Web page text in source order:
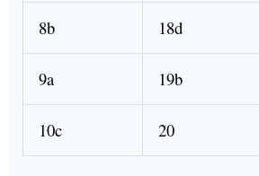
8b 18d
9a 19b
10c 20